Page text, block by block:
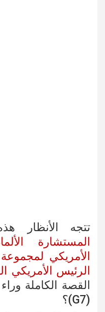
تتجه الأنظار
المستشارة
الأمريكي
الرئيس الأمريكي
القصة الكاملة
(G7)؟